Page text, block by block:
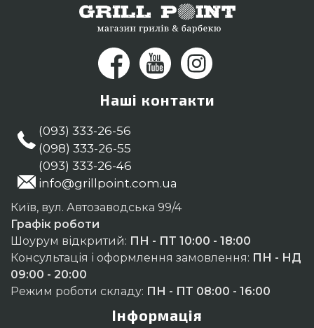
Наші контакти
(093) 333-26-56
(098) 333-26-55
(093) 333-26-46
info@grillpoint.com.ua
Київ, вул. Автозаводська 99/4
Графік роботи
Шоурум відкритий: ПН - ПТ 10:00 - 18:00
Консультація і оформлення замовлення: ПН - НД
09:00 - 20:00
Режим роботи складу: ПН - ПТ 08:00 - 16:00
Інформація